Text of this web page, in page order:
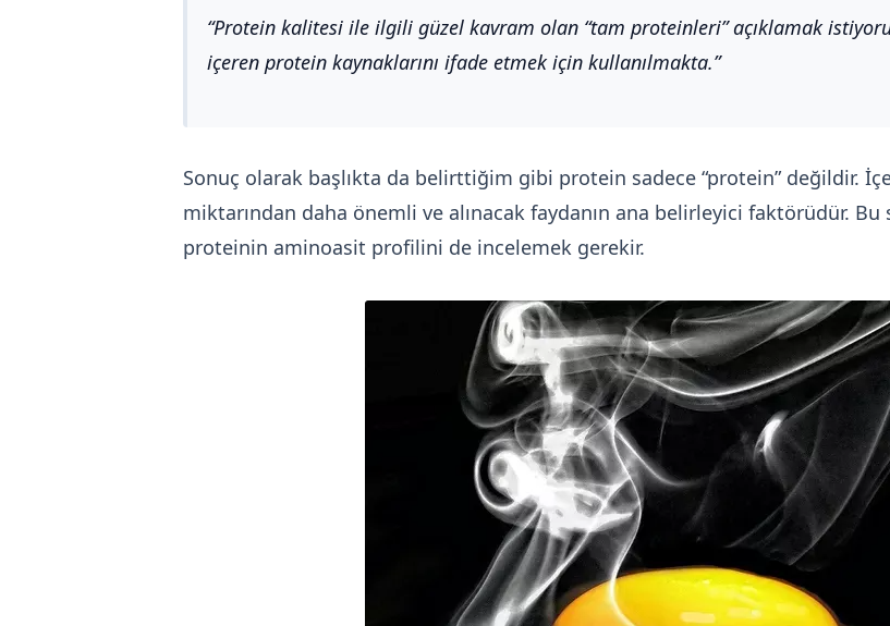
Protein kalitesi ile ilgili güzel kavram olan “tam proteinleri” açıklamak
içeren protein kaynaklarını ifade etmek için kullanılmakta.
Sonuç olarak başlıkta da belirttiğim gibi protein sadece “protein” değildir.
miktarından daha önemli ve alınacak faydanın ana belirleyici faktörüdür.
proteinin aminoasit profilini de incelemek gerekir.